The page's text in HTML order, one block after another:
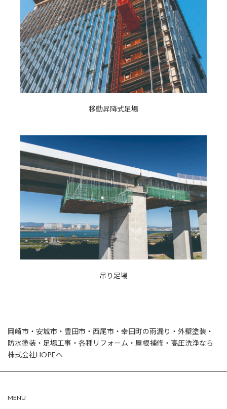
移動昇降式足場
吊り足場
岡崎市・安城市・豊田市・西尾市・幸田町の雨漏り・外壁塗装・
防水塗装・足場工事・各種リフォーム・屋根補修・高圧洗浄なら
株式会社HOPEへ
MENU